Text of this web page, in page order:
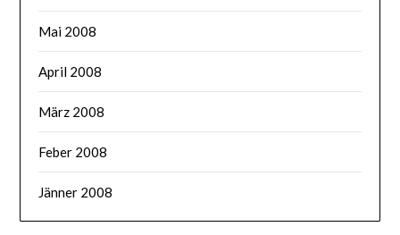
Mai 2008
April 2008
März 2008
Feber 2008
Jänner 2008